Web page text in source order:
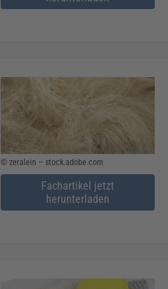
© zeralein – stock.adobe.com
Fachartikel jetzt
herunterladen